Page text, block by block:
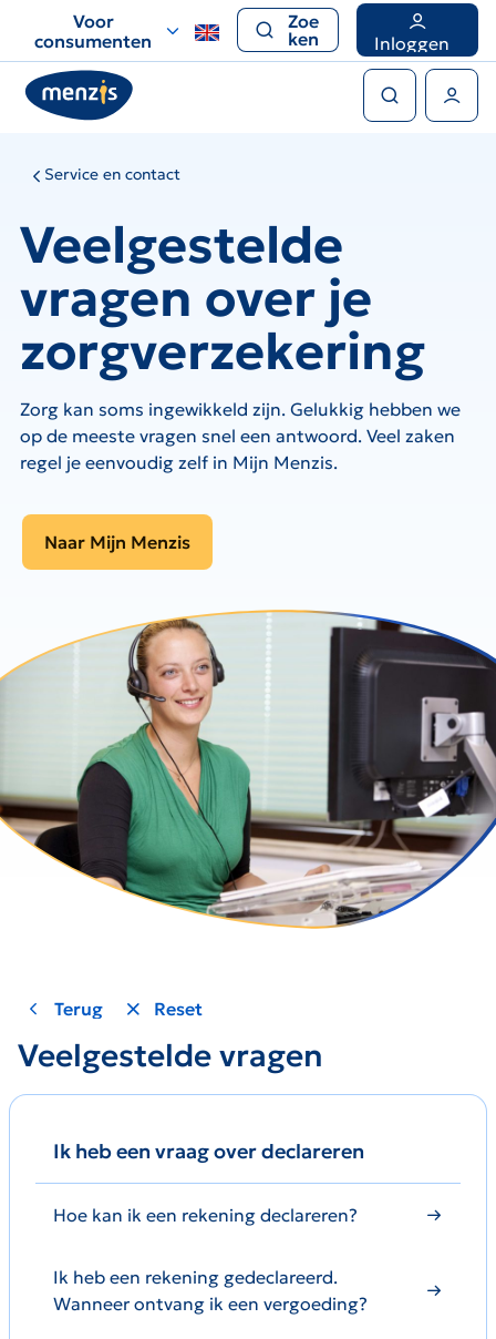
voor
snelle
navigatie
Voor
consumenten
Zoe
ken
Inloggen
Service en contact
Veelgestelde
vragen over je
zorgverzekering
Zorg kan soms ingewikkeld zijn. Gelukkig hebben we
op de meeste vragen snel een antwoord. Veel zaken
regel je eenvoudig zelf in Mijn Menzis.
Naar Mijn Menzis
Terug Reset
Veelgestelde vragen
Ik heb een vraag over declareren
Hoe kan ik een rekening declareren?
Ik heb een rekening gedeclareerd.
Wanneer ontvang ik een vergoeding?